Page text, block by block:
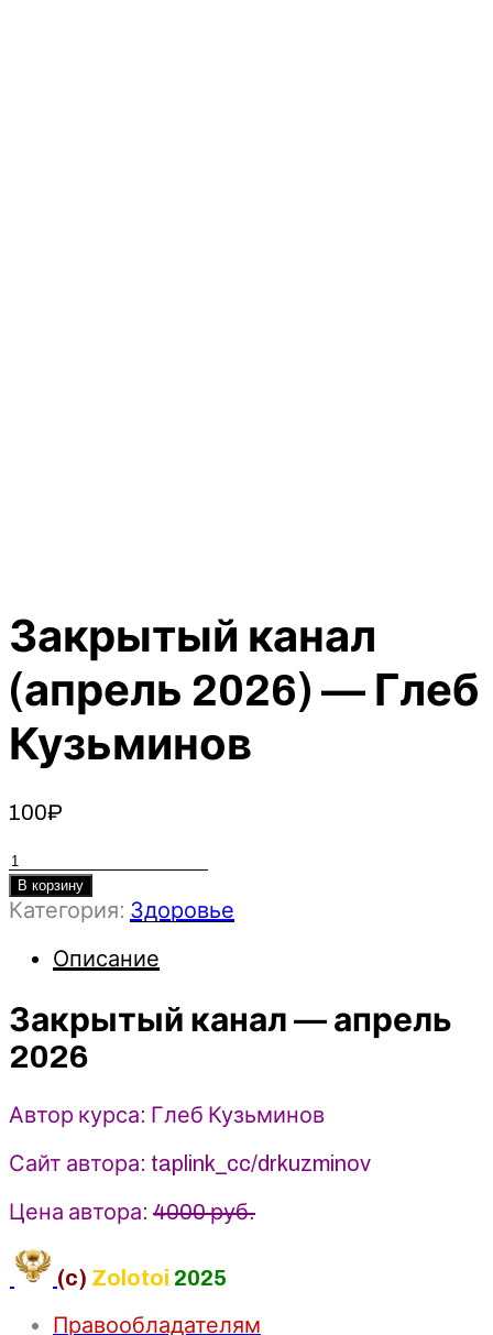
Закрытый канал
(апрель 2026) — Глеб
Кузьминов
100₽
Количество
товара
Закрытый
(апрель
-
Глеб
Кузьминов
В корзину
Категория: Здоровье
Описание
Закрытый канал — апрель
2026
Автор курса: Глеб Кузьминов
Сайт автора: taplink_cc/drkuzminov
Цена автора: 4000 руб.
(c) Zolotoi 2025
Правообладателям